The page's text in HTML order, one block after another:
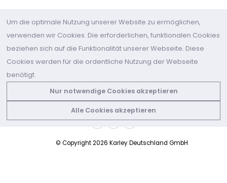
+49 (2361) 979231-0
Email: info@karley.eu
© Copyright 2026 Karley Deutschland GmbH
Um die optimale Nutzung unserer Website zu ermöglichen,
verwenden wir Cookies. Die erforderlichen, funktionalen Cookies
beziehen sich auf die Funktionalität unserer Webseite. Diese
Cookies werden für die ordentliche Nutzung der Webseite
benötigt.
Nur notwendige Cookies akzeptieren
Alle Cookies akzeptieren